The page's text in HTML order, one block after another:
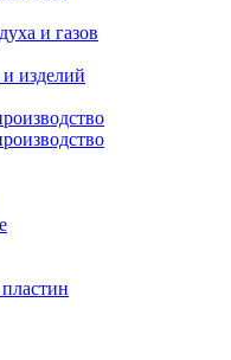
и газов
изделий